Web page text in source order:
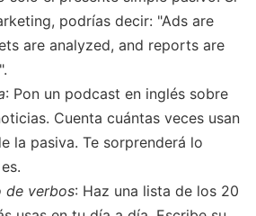
podrías decir: "Ads are
are analyzed, and reports are
: Pon un podcast en inglés sobre
Cuenta cuántas veces usan
la pasiva. Te sorprenderá lo
de verbos: Haz una lista de los 20